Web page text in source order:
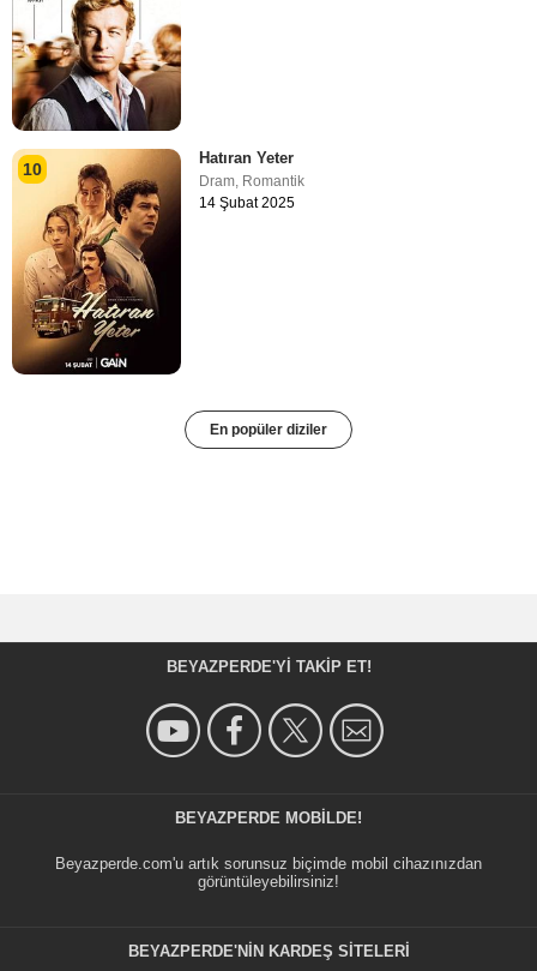
10
Hatıran Yeter
Dram Romantik
14 Şubat 2025
En popüler diziler
BEYAZPERDE'YI TAKIP ET!
BEYAZPERDE MOBILDE!
Beyazperde.com'u artık sorunsuz biçimde mobil cihazınızdan
görüntüleyebilirsiniz!
BEYAZPERDE'NIN KARDEŞ SİTELERİ